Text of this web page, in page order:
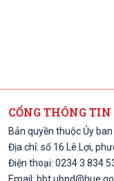
CỔNG THÔNG
Bản quyền thuộc Ủy
Địa chỉ: số 16 Lê Lợi,
Điện thoại: 0234 3 834